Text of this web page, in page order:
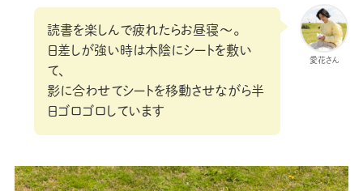
愛花さん
読書を楽しんで疲れたらお昼寝〜。
日差しが強い時は木陰にシートを敷い
て、
影に合わせてシートを移動させながら半
日ゴロゴロしています